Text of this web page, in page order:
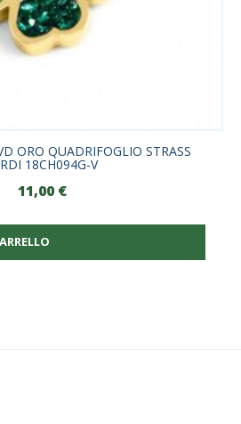
ORO QUADRIFOGLIO STRASS
18CH094G-V
11,00 €